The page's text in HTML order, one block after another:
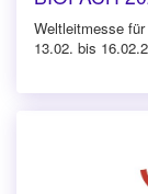
Weltleitmesse
13.02. bis